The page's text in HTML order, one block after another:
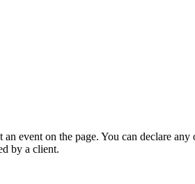
event on the page. You can declare
by a client.